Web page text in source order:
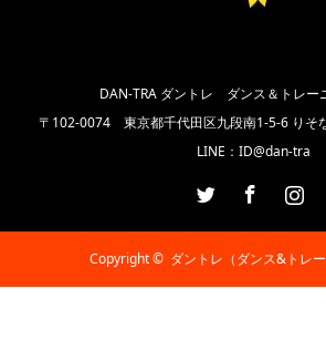
DAN-TRA ダントレ ダンス＆トレー
〒102‐0074 東京都千代田区九段南1-5-6 りそ
LINE：ID@dan-tra
Copyright © ダントレ（ダンス&トレー